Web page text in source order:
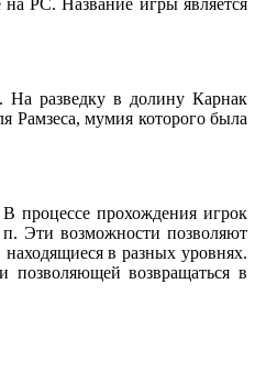
PC. Название игры является
На разведку в долину Карнак
Рамзеса, мумия которого была
процессе прохождения игрок
Эти возможности позволяют
в разных уровнях.
возвращаться в